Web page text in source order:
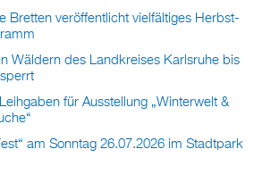
Bretten veröffentlicht vielfältiges Herbst-
Wäldern des Landkreises Karlsruhe bis
für Ausstellung „Winterwelt &
am Sonntag 26.07.2026 im Stadtpark